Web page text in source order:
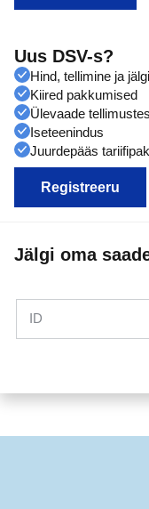
Uus DSV-s?
Hind, tellimine ja
Kiired pakkumised
Ülevaade
Iseteenindus
Juurdepääs
Registreeru
Jälgi oma
ID